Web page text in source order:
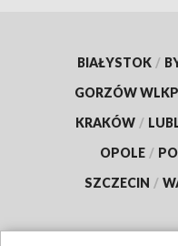
BIAŁYSTOK /
GORZÓW
KRAKÓW /
OPOLE /
SZCZECIN /